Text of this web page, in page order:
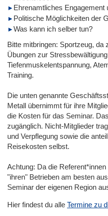
Ehrenamtliches Engagement
Politische Möglichkeiten der
Was kann ich selber tun?
Bitte mitbringen: Sportzeug,
Übungen zur
Tiefenmuskelentspannung,
Training.
Die unten genannte
Metall übernimmt für ihre
die Kosten für das Seminar.
zugänglich. Nicht-Mitglieder
und Verpflegung sowie die
Reisekosten selbst.
Achtung: Da die
"ihren" Betrieben am besten
Seminar der eigenen Region
Hier findest du alle Termine zu